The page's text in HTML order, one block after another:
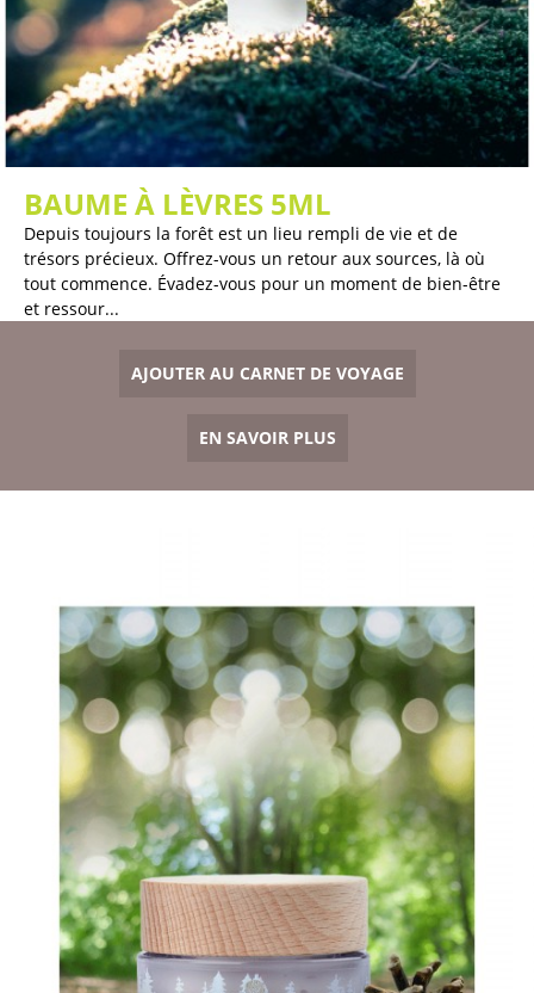
BAUME À LÈVRES 5ML
Depuis toujours la forêt est un lieu rempli de vie et de
trésors précieux. Offrez-vous un retour aux sources, là où
tout commence. Évadez-vous pour un moment de bien-être
et ressour...
AJOUTER AU CARNET DE VOYAGE
EN SAVOIR PLUS